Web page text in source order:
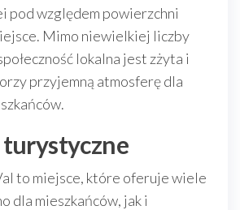
pod względem powierzchni
Mimo niewielkiej liczby
lokalna jest zżyta i
przyjemną atmosferę dla
to miejsce, które oferuje wiele
dla mieszkańców, jak i